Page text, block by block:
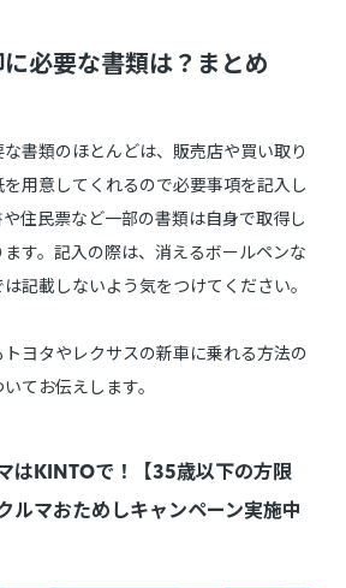
必要な書類は？まとめ
書類のほとんどは、販売店や買い取り
用意してくれるので必要事項を記入し
住民票など一部の書類は自身で取得し
す。記入の際は、消えるボールペンな
記載しないよう気をつけてください。
ヨタやレクサスの新車に乗れる方法の
いてお伝えします。
はKINTOで！【35歳以下の方限
ルマおためしキャンペーン実施中